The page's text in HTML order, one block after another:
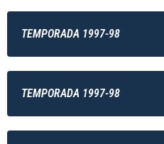
TEMPORADA 1997-98
TEMPORADA 1997-98